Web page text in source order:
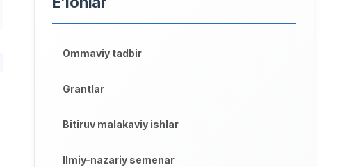
Ommaviy tadbir
Grantlar
Bitiruv malakaviy ishlar
Ilmiy-nazariy semenar